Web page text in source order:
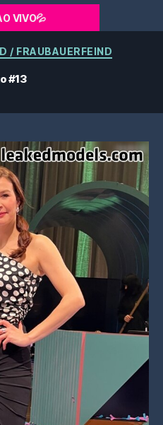
VIVO💦
Categorias
/ FRAUBAUERFEIND
#13